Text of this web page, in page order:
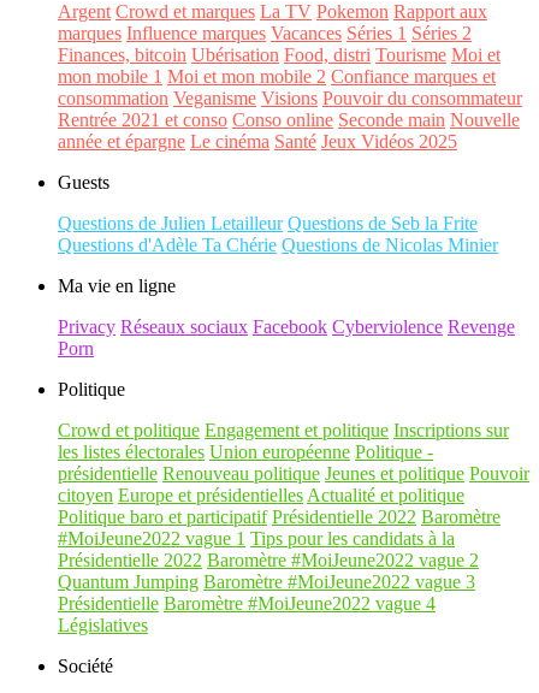
Argent Crowd et marques La TV Pokemon Rapport aux
marques Influence marques Vacances Séries 1 Séries 2
Finances, bitcoin Ubérisation Food, distri Tourisme Moi et
mon mobile 1 Moi et mon mobile 2 Confiance marques et
consommation Veganisme Visions Pouvoir du consommateur
Rentrée 2021 et conso Conso online Seconde main Nouvelle
année et épargne Le cinéma Santé Jeux Vidéos 2025
Guests
Questions de Julien Letailleur Questions de Seb la Frite
Questions d'Adèle Ta Chérie Questions de Nicolas Minier
Ma vie en ligne
Privacy Réseaux sociaux Facebook Cyberviolence Revenge
Porn
Politique
Crowd et politique Engagement et politique Inscriptions sur
les listes électorales Union européenne Politique -
présidentielle Renouveau politique Jeunes et politique Pouvoir
citoyen Europe et présidentielles Actualité et politique
Politique baro et participatif Présidentielle 2022 Baromètre
#MoiJeune2022 vague 1 Tips pour les candidats à la
Présidentielle 2022 Baromètre #MoiJeune2022 vague 2
Quantum Jumping Baromètre #MoiJeune2022 vague 3
Présidentielle Baromètre #MoiJeune2022 vague 4
Législatives
Société